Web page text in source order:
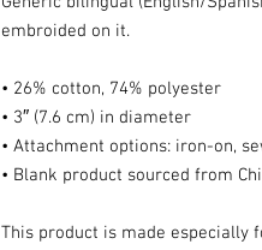
embroided on it.
• 26% cotton, 74% polyester
• 3″ (7.6 cm) in diameter
• Attachment options: iron-on,
• Blank product sourced from
This product is made especially